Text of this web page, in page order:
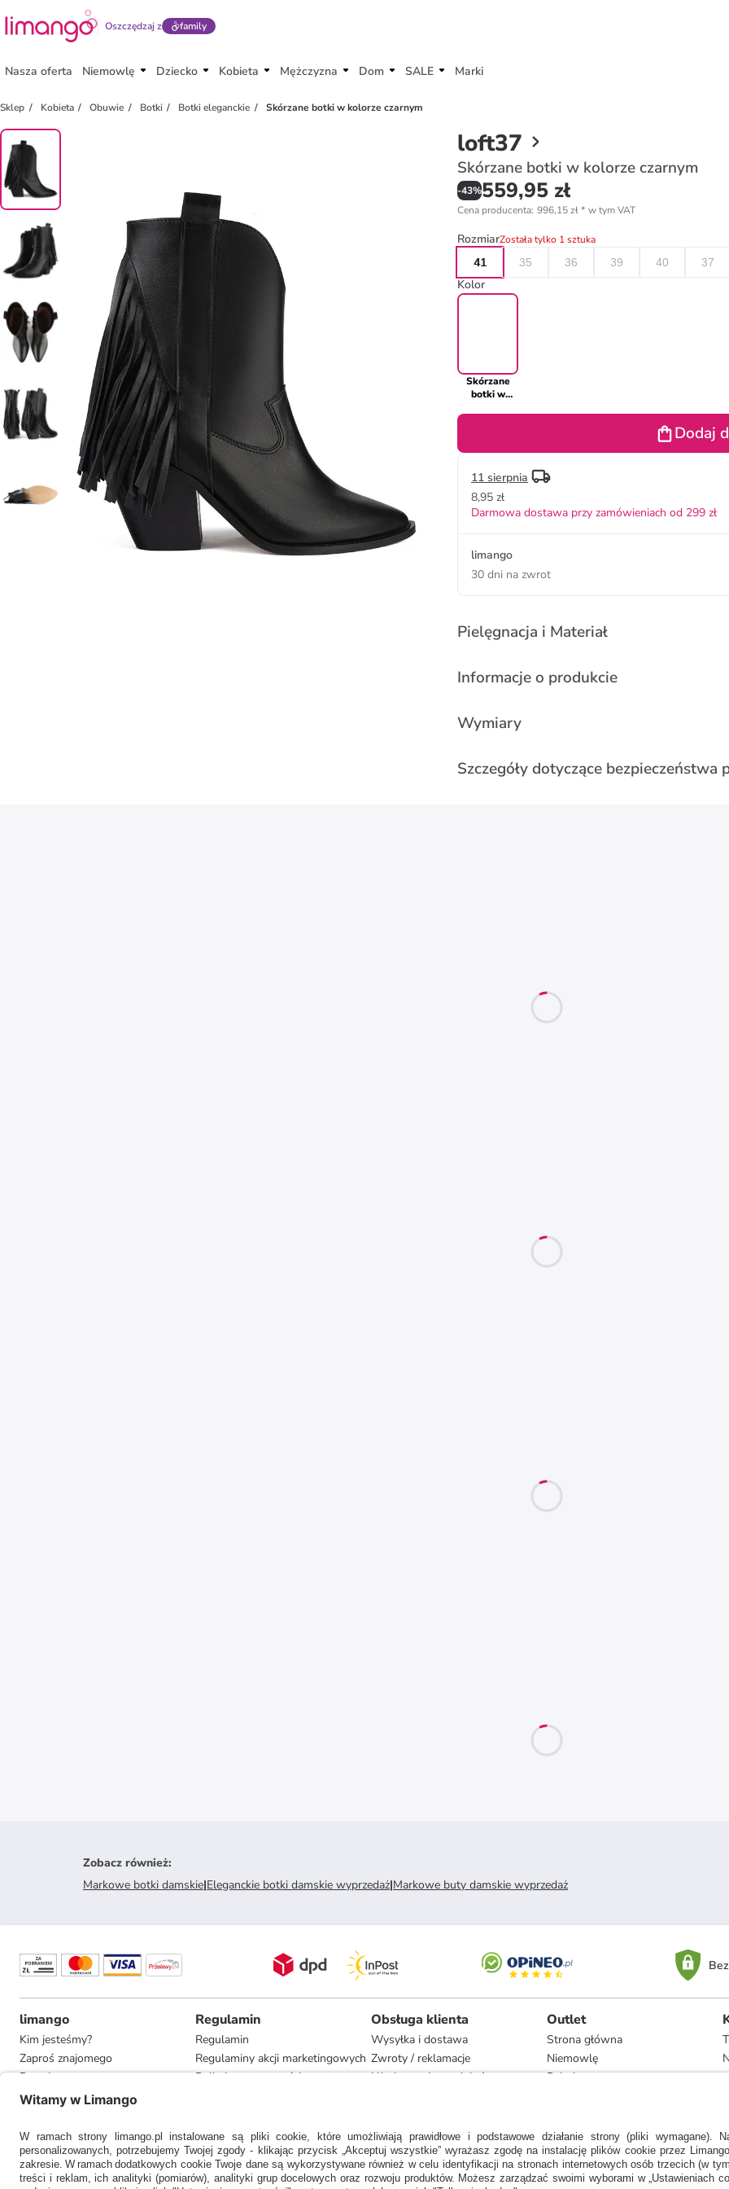
Oszczędzaj z family
Nasza oferta Niemowlę Dziecko Kobieta Mężczyzna Dom SALE Marki
Sklep Kobieta Obuwie Botki Botki eleganckie Skórzane botki w kolorze czarnym
loft37
Skórzane botki w kolorze czarnym
-43%559,95 zł
Cena producenta: 996,15 zł* w tym VAT
RozmiarZostała tylko 1 sztuka
41
35 36 39 40 37
Kolor
Skórzane
botki w
Dodaj
11 sierpnia
8,95 zł
Darmowa dostawa przy zamówieniach od 299 zł
limango
30 dni na zwrot
Pielęgnacja i Materiał
Informacje o produkcie
Wymiary
Szczegóły dotyczące bezpieczeństwa
Zobacz również:
Markowe botki damskie|Eleganckie botki damskie wyprzedaż|Markowe buty damskie wyprzedaż
limango
Kim jesteśmy?
Zaproś znajomego
Pracuj u nas
Informacje dla prasy
Regulamin
Regulamin
Regulaminy akcji marketingowych
Polityka prywatności
Obsługa klienta
Wysyłka i dostawa
Zwroty / reklamacje
Użytkowanie produktów
Zgodność z umową i naprawa
Outlet
Strona główna
Niemowlę
Dziecko
Dom
Marki